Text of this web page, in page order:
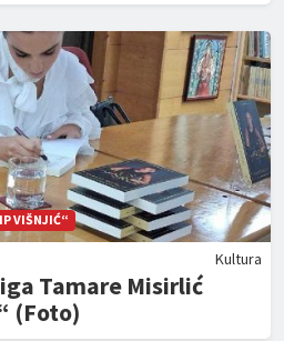
VIŠNJIĆ“
Kultura
Tamare Misirlić
(Foto)